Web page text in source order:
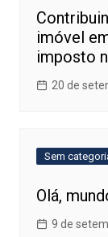
imóvel
imposto
20 de
Sem
Olá,
9 de